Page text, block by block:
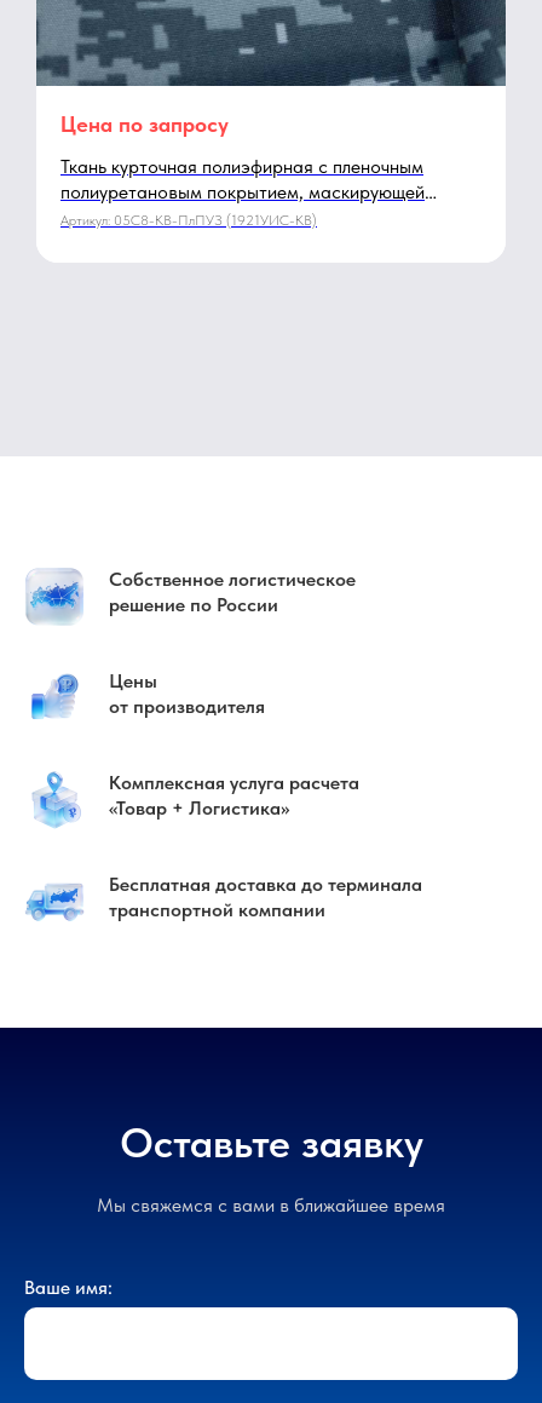
Ткань курточная полиэфирная с пленочным
полиуретановым покрытием, маскирующей
расцветки «Меркурий» 1921 УИС-КВ
Артикул: 05С8-КВ-ПлПУЗ (1921УИС-КВ)
Цена по запросу
Собственное логистическое
решение по России
Цены
от производителя
Комплексная услуга расчета
«Товар + Логистика»
Бесплатная доставка до терминала
транспортной компании
Оставьте заявку
Мы свяжемся с вами в ближайшее время
Ваше имя: